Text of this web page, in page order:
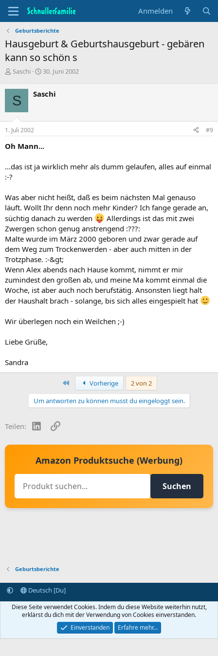
Anmelden
Geburtsberichte
Hausgeburt & Geburtshausgeburt - gebären
kann so schön s
T
e
m
e
n
s
t
r
e
Saschi
B
i
d
u
30. Juni 2002
S Saschi
1. Juli 2002 #9
Oh Mann...
...das ist ja wirklich mehr als dumm gelaufen, alles auf einmal
:-?
Was aber nicht heißt, daß es beim nächsten Mal genauso
läuft. Wollt Ihr denn noch mehr Kinder? Ich fange gerade an,
süchtig danach zu werden
Allerdings ist das mit zwei
Zwergen schon genug anstrengend :???:
Malte wurde im März 2000 geboren und zwar gerade auf
dem Weg zum Trockenwerden - aber auch mitten in der
Trotzphase. :-&gt;
Wenn Alex abends nach Hause kommt, nimmt er mir
zumindest den großen ab, und meine Ma kommt einmal die
Woche, ist aber auch noch berufstätig. Ansonsten liegt halt
der Haushalt brach - solange, bis sich alles eingespielt hat
Wir überlegen noch ein Weilchen ;-)
Liebe Grüße,
Sandra
Erste Vorherige
2 von 2
Um antworten zu können musst du eingeloggt sein.
Teilen: LinkedInLink
Amazon Produktsuche (Werbung)
Suchen
Geburtsberichte
Deutsch [Du]
Kontakt aufnehmen
Bedingungen und Regeln
Datenschutz
Startseite
R
S
Community platform by XenForo® © 2010-2024 XenForo Ltd.
Diese Seite verwendet Cookies. Indem du diese Website weiterhin nutzt,
erklärst du dich mit der Verwendung von Cookies einverstanden.
Einverstanden
Erfahre mehr…